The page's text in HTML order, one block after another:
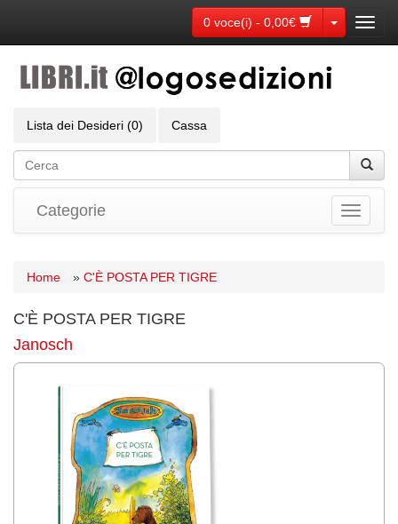
0 voce(i) - 0,00€ Toggle
Lista dei Desideri (0) Cassa
Toggle
Categorie
Home » C'È POSTA PER TIGRE
C'È POSTA PER TIGRE
Janosch